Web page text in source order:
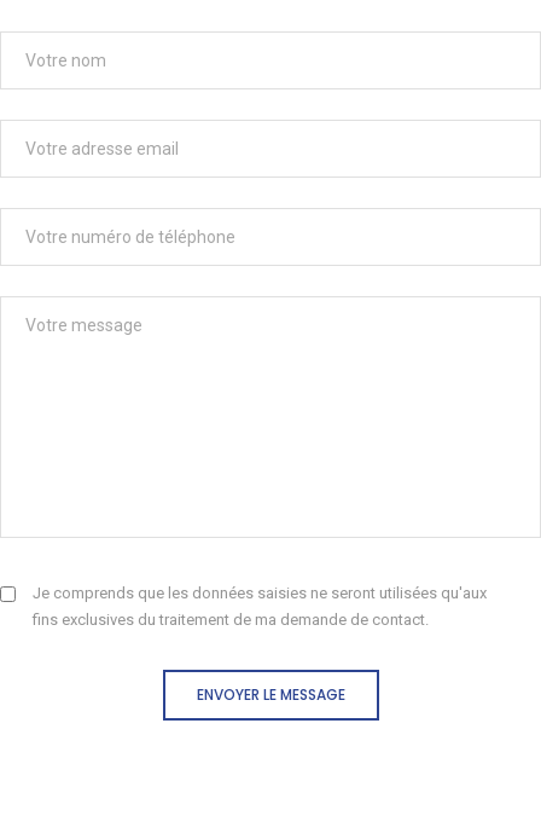
Je comprends que les données saisies ne seront utilisées qu'aux
fins exclusives du traitement de ma demande de contact.
ENVOYER LE MESSAGE